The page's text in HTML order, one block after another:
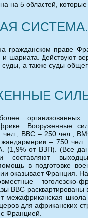
на 5 областей, которые
СИСТЕМА.
гражданском праве
и шариата. Действуют
а также суды
Вооруженные
чел., ВВС – 250 чел.,
жандармерии – 750
(1,9% от ВВП). (Все
составляют
в подготовке
оказывает Франция. На
тоголезско-
ВВС
межафриканская
для африканских
с Францией.